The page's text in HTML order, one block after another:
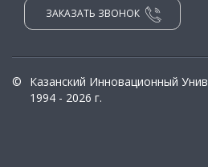
ЗАКАЗАТЬ ЗВОНОК
©
Казанский Инновационный
1994 - 2026 г.